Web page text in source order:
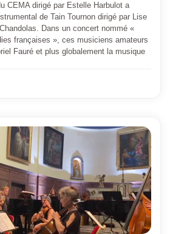
CEMA dirigé par Estelle Harbulot a
de Tain Tournon dirigé par Lise
Dans un concert nommé «
françaises », ces musiciens amateurs
Fauré et plus globalement la musique